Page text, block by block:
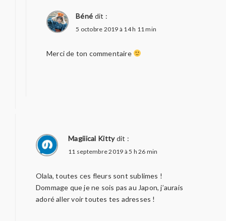
Béné dit :
5 octobre 2019 à 14 h 11 min
Merci de ton commentaire
Magiiical Kitty dit :
11 septembre 2019 à 5 h 26 min
Olala, toutes ces fleurs sont sublimes !
Dommage que je ne sois pas au Japon, j’aurais
adoré aller voir toutes tes adresses !